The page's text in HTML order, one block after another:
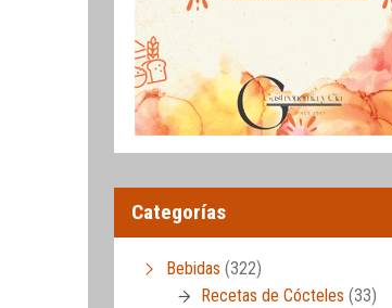
Categorías
Bebidas (322)
Recetas de Cócteles (33)